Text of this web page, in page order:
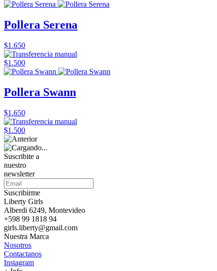
Pollera Serena
$1.650
$1.500
Pollera Swann
$1.650
$1.500
Suscribite a
nuestro
newsletter
Suscribirme
Liberty Girls
Alberdi 6249, Montevideo
+598 99 1818 94
girls.liberty@gmail.com
Nuestra Marca
Nosotros
Contactanos
Instagram